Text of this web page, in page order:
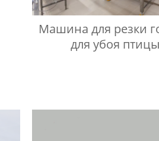
Машина для резки
для убоя птицы